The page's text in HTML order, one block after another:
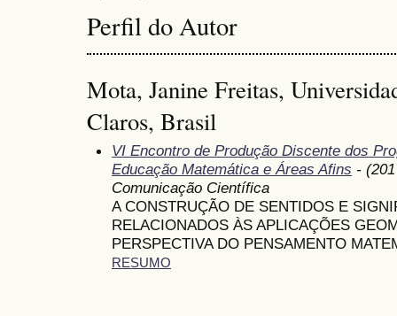
Perfil do Autor
Mota, Janine Freitas,
Claros, Brasil
VI Encontro de Produção Discente dos
Educação Matemática e Áreas Afins -
Comunicação Científica
A CONSTRUÇÃO DE SENTIDOS E
RELACIONADOS ÀS APLICAÇÕES
PERSPECTIVA DO PENSAMENTO
RESUMO